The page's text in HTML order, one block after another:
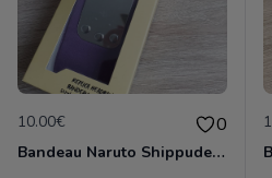
10.00€ 0
Bandeau Naruto Shippuden - Village Du Son